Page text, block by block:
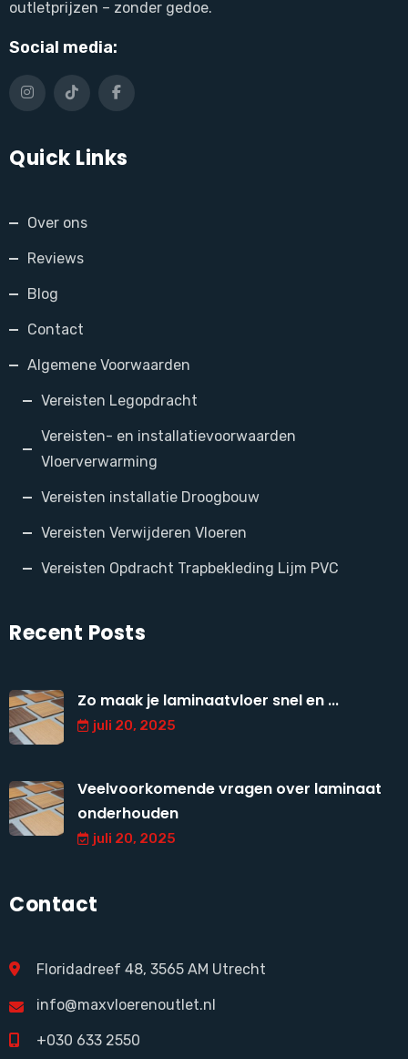
outletprijzen – zonder gedoe.
Social media:
Quick Links
Over ons
Reviews
Blog
Contact
Algemene Voorwaarden
Vereisten Legopdracht
Vereisten- en installatievoorwaarden
Vloerverwarming
Vereisten installatie Droogbouw
Vereisten Verwijderen Vloeren
Vereisten Opdracht Trapbekleding Lijm PVC
Recent Posts
Zo maak je laminaatvloer snel en ...
juli 20, 2025
Veelvoorkomende vragen over laminaat
onderhouden
juli 20, 2025
Contact
Floridadreef 48, 3565 AM Utrecht
info@maxvloerenoutlet.nl
+030 633 2550